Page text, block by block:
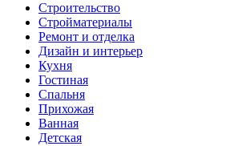
Строительство
Стройматериалы
Ремонт и отделка
Дизайн и интерьер
Кухня
Гостиная
Спальня
Прихожая
Ванная
Детская